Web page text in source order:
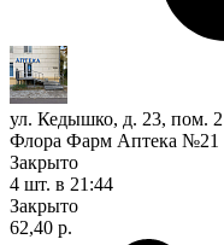
ул. Кедышко, д. 23, пом. 2
Флора Фарм Аптека №21
Закрыто
4 шт. в 21:44
Закрыто
62,40 р.